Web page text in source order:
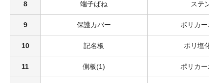
8 端子ばね ステン
9 保護カバー ポリカーボ
10 記名板 ポリ塩化
11 側板(1) ポリカーボ